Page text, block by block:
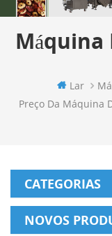
Máquina
Lar
Preço Da Máquina
CATEGORIAS
NOVOS